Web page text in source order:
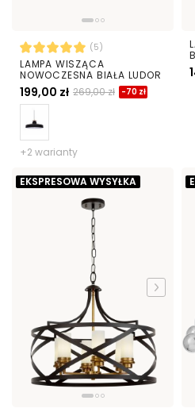
(5)
LAMPA WISZĄCA
NOWOCZESNA BIAŁA LUDOR
199,00 zł 269,00 zł -70 zł
+2 warianty
EKSPRESOWA WYSYŁKA